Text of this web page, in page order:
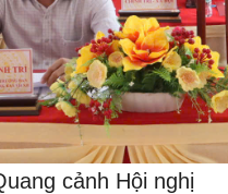
cảnh Hội nghị